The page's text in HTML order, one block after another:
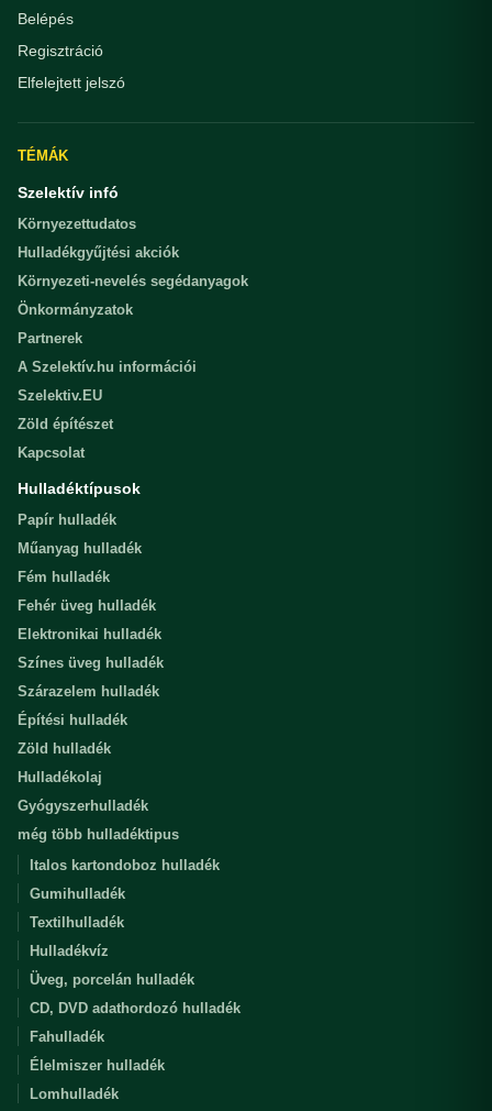
Belépés
Regisztráció
Elfelejtett jelszó
TÉMÁK
Szelektív infó
Környezettudatos
Hulladékgyűjtési akciók
Környezeti-nevelés segédanyagok
Önkormányzatok
Partnerek
A Szelektív.hu információi
Szelektiv.EU
Zöld építészet
Kapcsolat
Hulladéktípusok
Papír hulladék
Műanyag hulladék
Fém hulladék
Fehér üveg hulladék
Elektronikai hulladék
Színes üveg hulladék
Szárazelem hulladék
Építési hulladék
Zöld hulladék
Hulladékolaj
Gyógyszerhulladék
még több hulladéktipus
Italos kartondoboz hulladék
Gumihulladék
Textilhulladék
Hulladékvíz
Üveg, porcelán hulladék
CD, DVD adathordozó hulladék
Fahulladék
Élelmiszer hulladék
Lomhulladék